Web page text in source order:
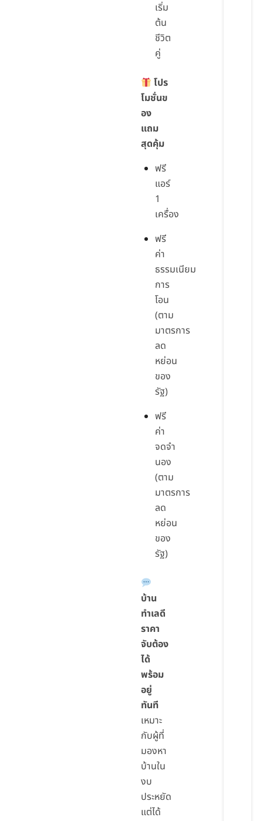
เริ่ม
ต้น
ชีวิต
คู่
โปร
โมชั่นข
อง
แถม
สุดคุ้ม
ฟรี
แอร์
1
เครื่อง
ฟรี
ค่า
ธรรมเนียม
การ
โอน
(ตาม
มาตรการ
ลด
หย่อน
ของ
รัฐ)
ฟรี
ค่า
จดจำ
นอง
(ตาม
มาตรการ
ลด
หย่อน
ของ
รัฐ)
บ้าน
ทำเลดี
ราคา
จับต้อง
ได้
พร้อม
อยู่
ทันที
เหมาะ
กับผู้ที่
มองหา
บ้านใน
งบ
ประหยัด
แต่ได้